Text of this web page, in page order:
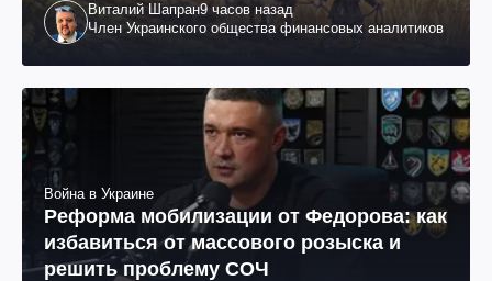
Виталий Шапран9 часов назад
Член Украинского общества финансовых аналитиков
Война в Украине
Реформа мобилизации от Федорова: как
избавиться от массового розыска и
решить проблему СОЧ